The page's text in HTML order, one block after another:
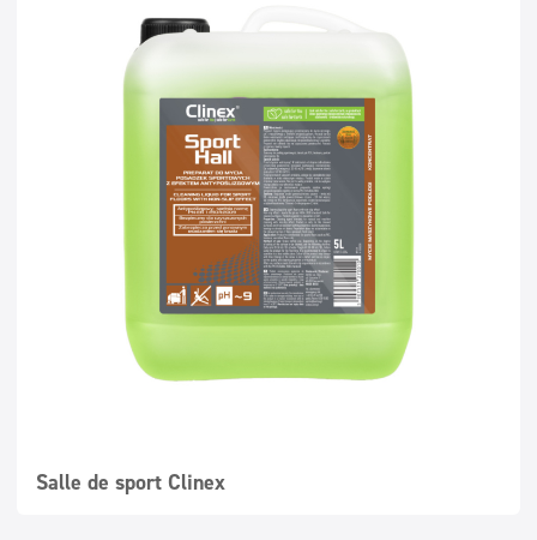
Salle de sport Clinex